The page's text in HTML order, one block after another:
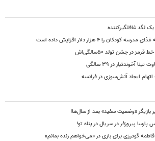
یک لگد غافلگیرکننده
را ۴ هزار دلار افزایش داده است
در جشن تولد ۵۰سالگی‌اش
در ۳۹ سالگی
بازیگر «وضعیت سفید» بعد از سال‌ها!
پارسا پیروزفر در سریال در پناه تو!
فاطمه گودرزی برای بازی در «می‌خواهم زنده بمانم»